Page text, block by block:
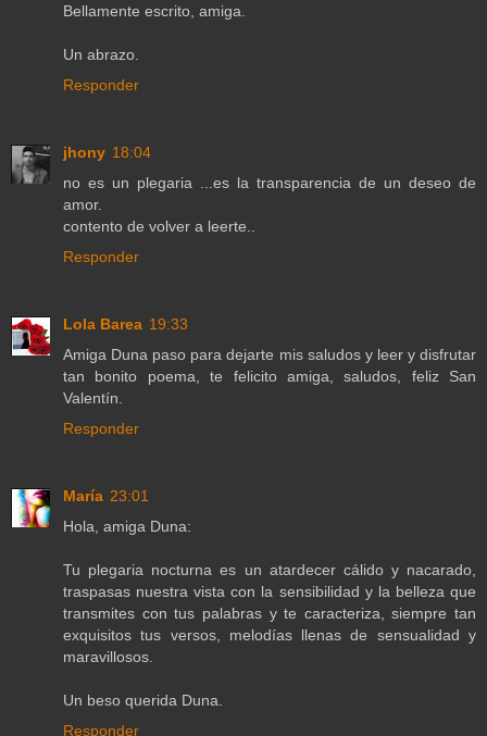
Bellamente escrito, amiga.
Un abrazo.
Responder
jhony 18:04
no es un plegaria ...es la transparencia de un deseo de
amor.
contento de volver a leerte..
Responder
Lola Barea 19:33
Amiga Duna paso para dejarte mis saludos y leer y disfrutar
tan bonito poema, te felicito amiga, saludos, feliz San
Valentín.
Responder
María 23:01
Hola, amiga Duna:
Tu plegaria nocturna es un atardecer cálido y nacarado,
traspasas nuestra vista con la sensibilidad y la belleza que
transmites con tus palabras y te caracteriza, siempre tan
exquisitos tus versos, melodías llenas de sensualidad y
maravillosos.
Un beso querida Duna.
Responder